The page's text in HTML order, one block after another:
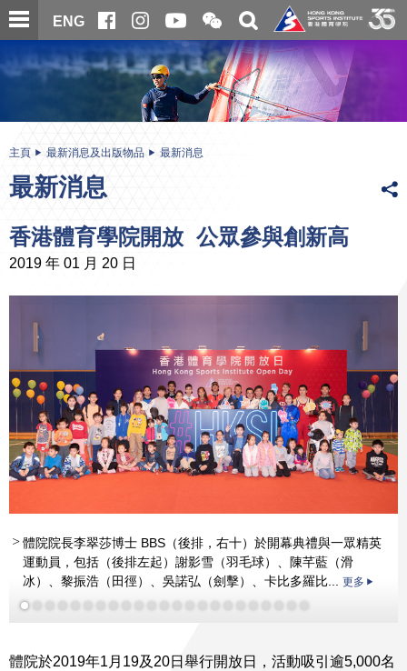
跳
至
內
ENG
開
合
微
信
二
維
碼
關
搜
尋
内
主頁 最新消息及出版物品 最新消息
最新消息
香港體育學院開放 公眾參與創新高
2019 年 01 月 20 日
體院院長李翠莎博士 BBS（後排，右十）於開幕典禮與一眾精英
運動員，包括（後排左起）謝影雪（羽毛球）、陳芊藍（滑
冰）、黎振浩（田徑）、吳諾弘（劍擊）、卡比多羅比... 更多
體院於2019年1月19及20日舉行開放日，活動吸引逾5,000名